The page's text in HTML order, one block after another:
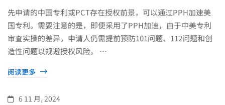
先申请的中国专利或PCT存在授权前景，可以通过PPH加速美
国专利。需要注意的是，即便采用了PPH加速，由于中美专利
审查实操的差异，申请人仍需提前预防101问题、112问题和创
造性问题以规避授权风险。 …
阅读更多
6 11 月, 2024